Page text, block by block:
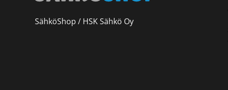
SähköShop / HSK Sähkö Oy